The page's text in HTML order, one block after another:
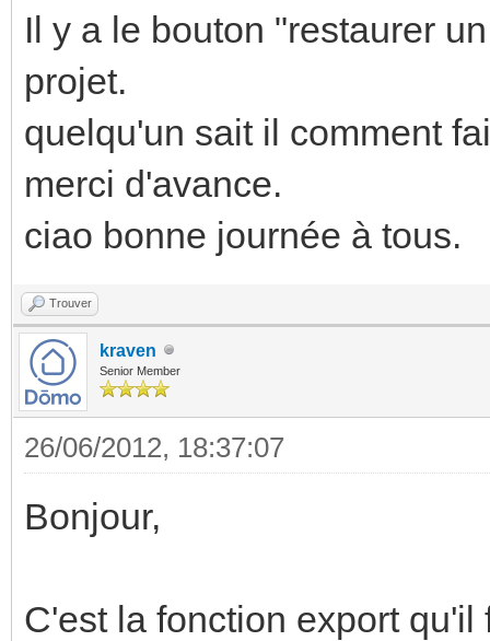
Il y a le bouton "restaurer
projet.
quelqu'un sait il comment
merci d'avance.
ciao bonne journée à tous.
Trouver
kraven
Senior Member
26/06/2012, 18:37:07
Bonjour,
C'est la fonction export